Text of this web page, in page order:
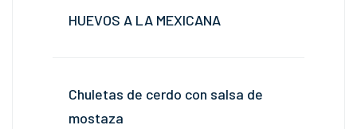
HUEVOS A LA MEXICANA
Chuletas de cerdo con salsa de
mostaza